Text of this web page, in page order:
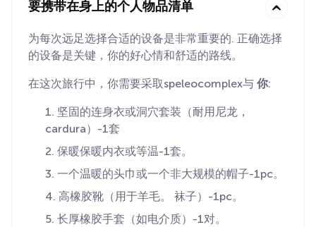
要携带在身上的个人物品清单
为每次远足选择合适的设备是非常重要的. 正确选择
的设备是关键，你的好心情和舒适的路线。
在这次旅行中，你需要采取speleocomplex与 你:
坚固的连身衣或洞穴套装（耐用尼龙，
cardura）-1套
保暖保暖内衣或等温-1套。
一个温暖的头巾或一个非大规模的帽子-1pc。
高橡胶靴（用于羊毛。 袜子）-1pc。
长厚橡胶手套（如电介质）-1对。